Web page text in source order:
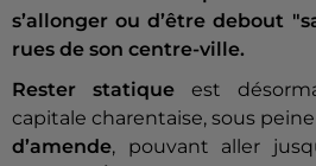
s’allonger ou d’être debout
rues de son centre-ville.
Rester statique est
capitale charentaise, sous
d’amende, pouvant aller